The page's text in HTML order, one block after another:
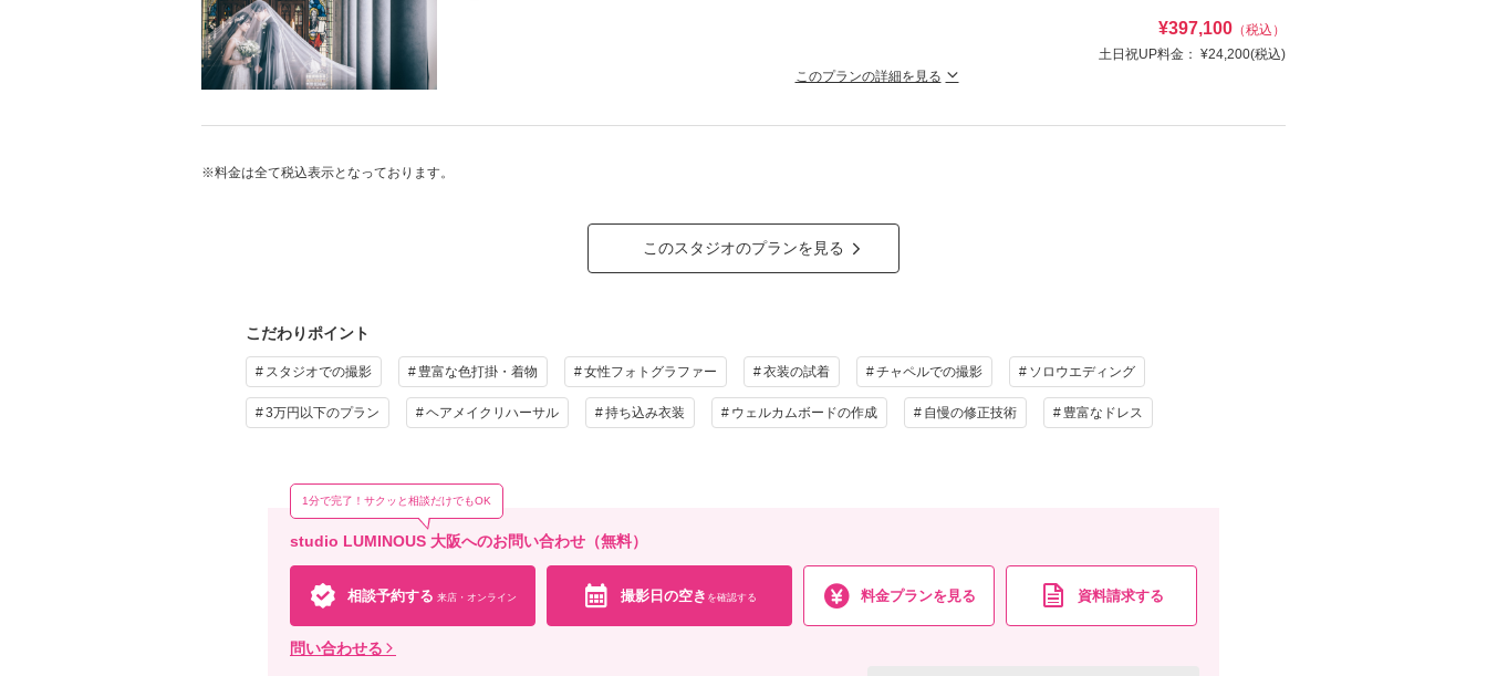
アルバム 14P データ 12カット
¥397,100 （税込）
土日祝UP料金： ¥24,200(税込)
このプランの詳細を見る
ルミナスの世界を楽しめる花嫁に支持されるプランがさらにお得に。衣裳・レタッチ・ヘアメイク・アルバム等はプ
新婦衣装3着 新郎衣装3着
その他含むもの
撮影料,新婦衣装3着,新郎3着,着付け,ヘアメイク,小物一式,アルバム30P,データ28カット、WD撮影後にはルミナスのセットで私服記念撮影ができるア
※料金は全て税込表示となっております。
このスタジオのプランを見る
こだわりポイント
スタジオでの撮影 豊富な色打掛・着物 女性フォトグラファー 衣装の試着 チャペルでの撮影 ソロウエディング
3万円以下のプラン ヘアメイクリハーサル 持ち込み衣装 ウェルカムボードの作成 自慢の修正技術 豊富なドレス
studio LUMINOUS 大阪へのお問い合わせ（無料）
1分で完了！サクッと相談だけでもOK
相談予約する 来店・オンライン 撮影日の空き を確認する 料金プランを見る 資料請求する
問い合わせる